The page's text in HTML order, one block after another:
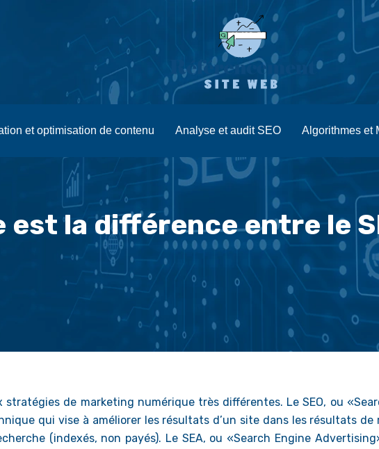
et optimisation de contenu Analyse et audit SEO Algorithmes et
est la différence entre le
stratégies de marketing numérique très différentes. Le SEO, ou
qui vise à améliorer les résultats d’un site dans les résultats de
(indexés, non payés). Le SEA, ou «Search Engine